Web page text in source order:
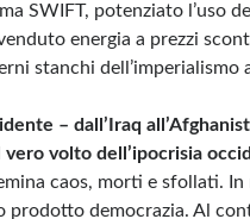
SWIFT, potenziato l’uso
energia a prezzi
stanchi dell’imperialismo
– dall’Iraq
volto dell’ipocrisia
caos, morti e sfollati.
prodotto democrazia. Al